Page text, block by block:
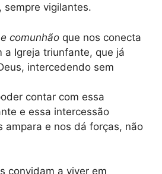
sempre vigilantes.
comunhão que nos conecta
a Igreja triunfante, que já
intercedendo sem
contar com essa
e essa intercessão
ampara e nos dá forças, não
convidam a viver em